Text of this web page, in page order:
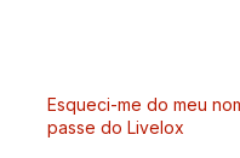
Esqueci-me do meu
passe do Livelox